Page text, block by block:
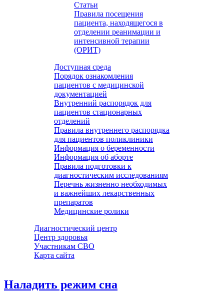
Статьи
Правила посещения
пациента, находящегося в
отделении реанимации и
интенсивной терапии
(ОРИТ)
Доступная среда
Порядок ознакомления
пациентов с медицинской
документацией
Внутренний распорядок для
пациентов стационарных
отделений
Правила внутреннего распорядка
для пациентов поликлиники
Информация о беременности
Информация об аборте
Правила подготовки к
диагностическим исследованиям
Перечнь жизненно необходимых
и важнейших лекарственных
препаратов
Медицинские ролики
Диагностический центр
Центр здоровья
Участникам СВО
Карта сайта
Наладить режим сна